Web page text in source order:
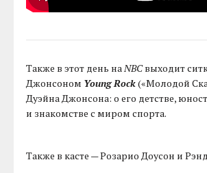
Также в этот день на NBCвыходит
Джонсоном Young Rock(«Молодой
Дуэйна Джонсона: о его детстве,
и знакомстве с миром спорта.
Также в касте — Розарио Доусон и